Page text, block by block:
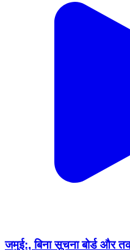
जमुई:, बिना सूचना बोर्ड और